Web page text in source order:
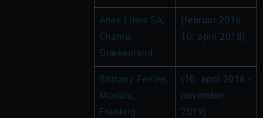
Anek Lines SA,
Chania,
Grækenland
(februar 2016 -
10. april 2018)
Brittany Ferries,
Morlaix,
Frankrig
(10. april 2018 -
november
2019)